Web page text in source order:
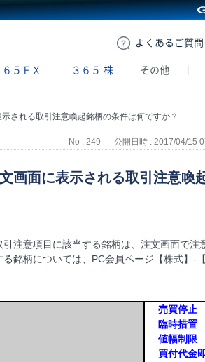
よくある ご質問
６５ＦＸ ３６５ 株 その他
される取引注意喚起銘柄の条件は何ですか？
No : 249 公開日時 : 2017/04/15
画面に表示される取引注意喚
引注意項目に該当する銘柄は、注文画面で注
銘柄については、PC会員ページ【株式】-
売買停止
臨時措置
値幅制限
買付代金